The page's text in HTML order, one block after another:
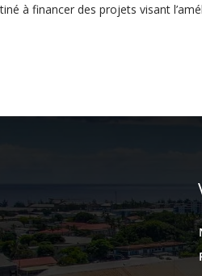
à financer des projets visant